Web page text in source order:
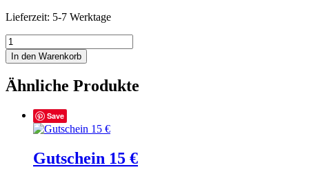
Lieferzeit: 5-7 Werktage
Gutschein
50€
Menge
In den Warenkorb
Ähnliche Produkte
Save
Gutschein 15 €